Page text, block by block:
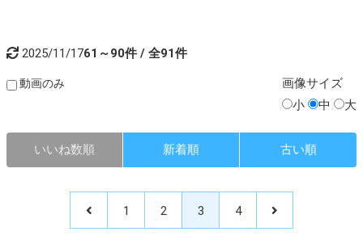
2025/11/1761～90件 / 全91件
動画のみ 画像サイズ
小
中 大
いいね数順 新着順 古い順
1 2 3 4